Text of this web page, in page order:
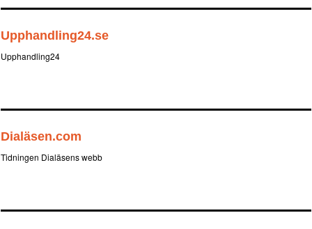
Upphandling24.se
Upphandling24
Dialäsen.com
Tidningen Dialäsens webb